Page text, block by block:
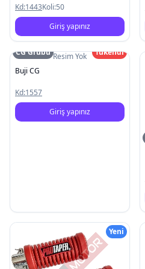
Kd:1443Koli:50
Giriş yapınız
Resim Yok
CG Grubu
Tükendi
Buji CG
Kd:1557
Giriş yapınız
Yeni